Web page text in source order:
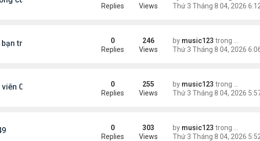
Replies
Views
trai kém 6 tuổi by music123 trong
0
Replies
246
Views
007' by music123 trong
0
Replies
255
Views
by music123 trong
0
Replies
303
Views